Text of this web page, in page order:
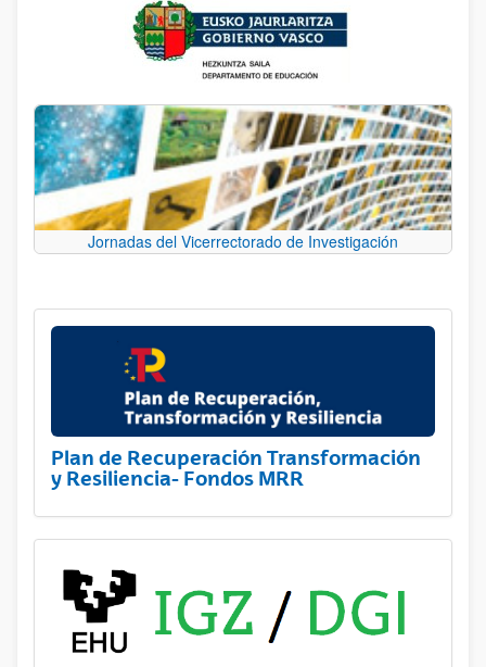
Jornadas del Vicerrectorado de Investigación
Plan de Recuperación Transformación
y Resiliencia- Fondos MRR